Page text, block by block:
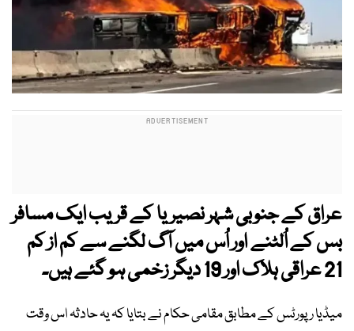
عراق کے جنوبی شہر نصیریا کے قریب ایک مسافر
بس کے اُلٹنے اور اُس میں آگ لگنے سے کم از کم
21 عراقی ہلاک اور 19 دیگر زخمی ہو گئے ہیں۔
میڈیا رپورٹس کے مطابق مقامی حکام نے بتایا کہ یہ حادثہ اس وقت